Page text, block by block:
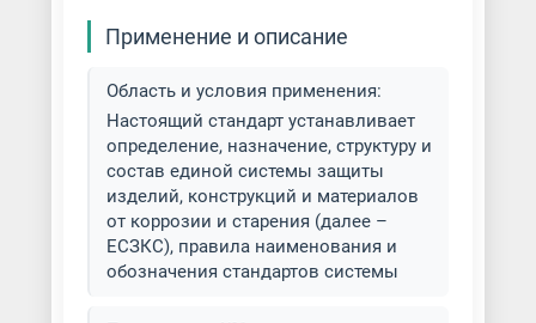
Пассивирование металла
Платинирование металла
Покраска акриловыми красками
Применение и описание
Область и условия применения:
Настоящий стандарт устанавливает
определение, назначение, структуру и
состав единой системы защиты
изделий, конструкций и материалов
от коррозии и старения (далее –
ЕСЗКС), правила наименования и
обозначения стандартов системы